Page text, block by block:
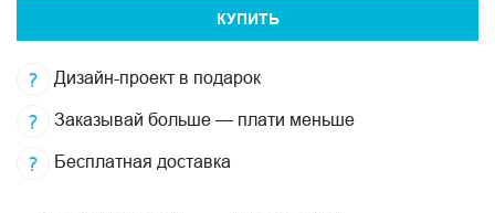
КУПИТЬ
Дизайн-проект в подарок
Заказывай больше — плати меньше
Бесплатная доставка